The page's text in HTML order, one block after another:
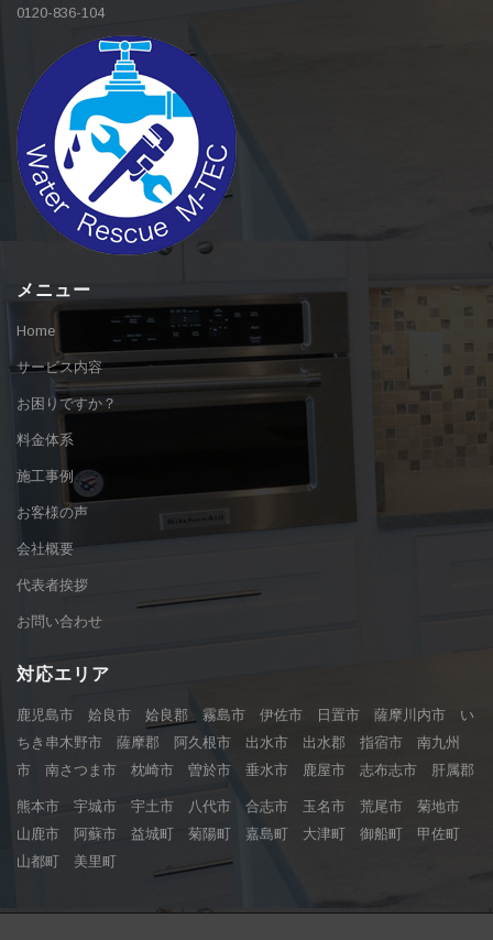
0120-836-104
メニュー
Home
サービス内容
お困りですか？
料金体系
施工事例
お客様の声
会社概要
代表者挨拶
お問い合わせ
対応エリア
鹿児島市 姶良市 姶良郡 霧島市 伊佐市 日置市 薩摩川内市 い
ちき串木野市 薩摩郡 阿久根市 出水市 出水郡 指宿市 南九州
市 南さつま市 枕崎市 曽於市 垂水市 鹿屋市 志布志市 肝属郡
熊本市 宇城市 宇土市 八代市 合志市 玉名市 荒尾市 菊地市
山鹿市 阿蘇市 益城町 菊陽町 嘉島町 大津町 御船町 甲佐町
山都町 美里町